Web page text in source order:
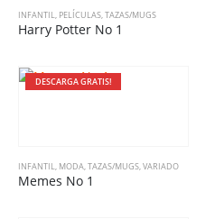
INFANTIL PELÍCULAS TAZAS/MUGS
Harry Potter No 1
DESCARGA GRATIS!
INFANTIL, MODA,TAZAS/MUGS,VARIADO
Memes No 1